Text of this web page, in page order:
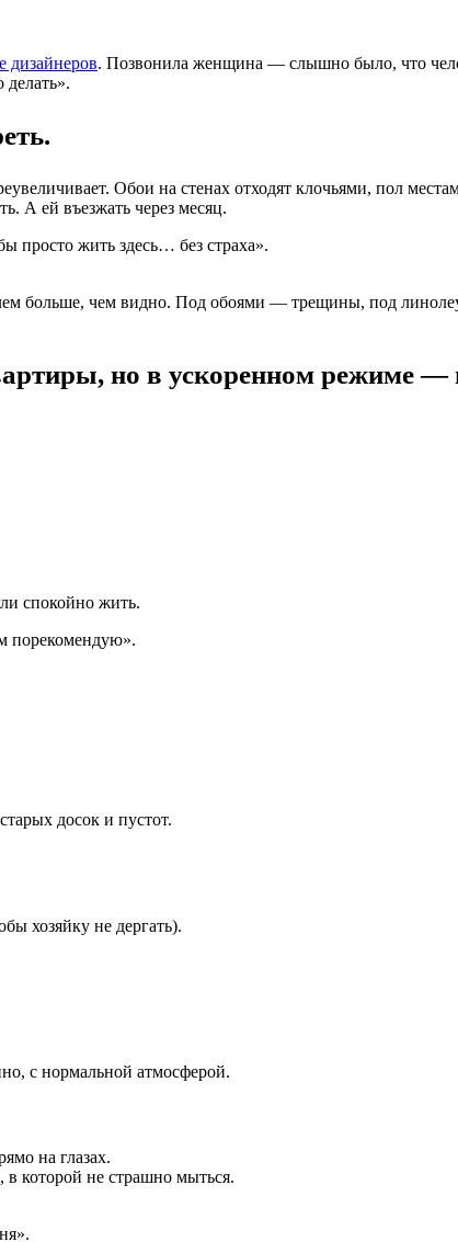
дизайнеров. Позвонила женщина — слышно было, что
Обои на стенах отходят клочьями, пол
А ей въезжать через месяц.
просто жить здесь… без страха».
больше, чем видно. Под обоями — трещины, под
но в ускоренном режиме —
спокойно жить.
порекомендую».
досок и пустот.
хозяйку не дергать).
с нормальной атмосферой.
на глазах.
в которой не страшно мыться.